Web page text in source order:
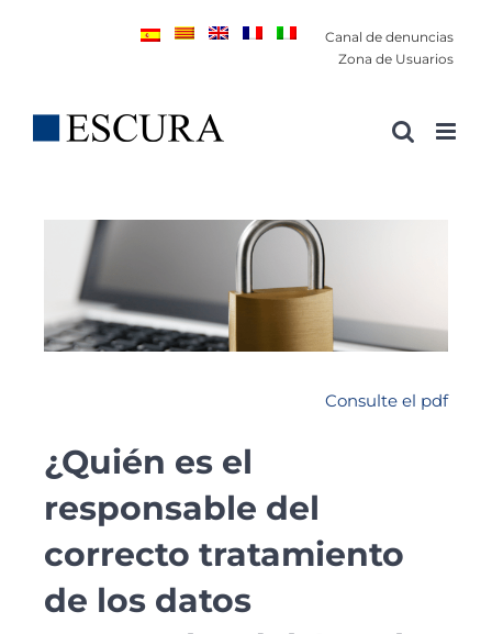
Canal de denuncias
Zona de Usuarios
Consulte el pdf
¿Quién es el
responsable del
correcto tratamiento
de los datos